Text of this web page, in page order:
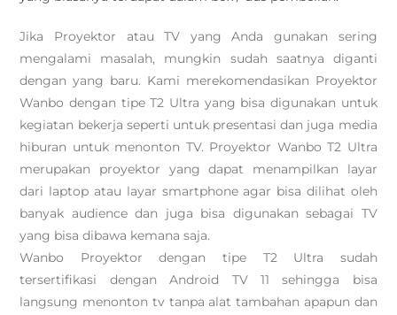
Jika Proyektor atau TV yang Anda gunakan sering
mengalami masalah, mungkin sudah saatnya diganti
dengan yang baru. Kami merekomendasikan Proyektor
Wanbo dengan tipe T2 Ultra yang bisa digunakan untuk
kegiatan bekerja seperti untuk presentasi dan juga media
hiburan untuk menonton TV. Proyektor Wanbo T2 Ultra
merupakan proyektor yang dapat menampilkan layar
dari laptop atau layar smartphone agar bisa dilihat oleh
banyak audience dan juga bisa digunakan sebagai TV
yang bisa dibawa kemana saja.
Wanbo Proyektor dengan tipe T2 Ultra sudah
tersertifikasi dengan Android TV 11 sehingga bisa
langsung menonton tv tanpa alat tambahan apapun dan